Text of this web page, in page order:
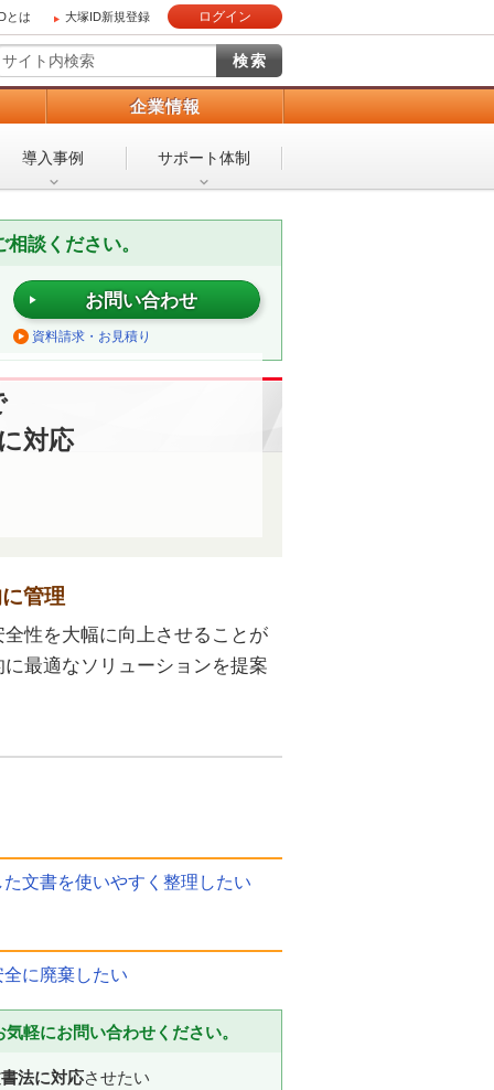
とは 大塚ID新規登録 ログイン
企業情報
導入事例 サポート体制
談ください。
お問い合わせ
資料請求・お見積り
対応
管理
性を大幅に向上させることが
最適なソリューションを提案
文書を使いやすく整理したい
に廃棄したい
軽にお問い合わせください。
法に対応させたい